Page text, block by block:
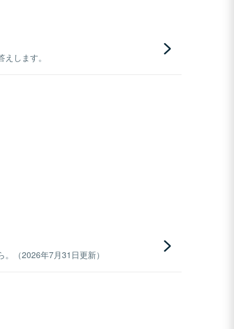
します。
（2026年7月31日更新）